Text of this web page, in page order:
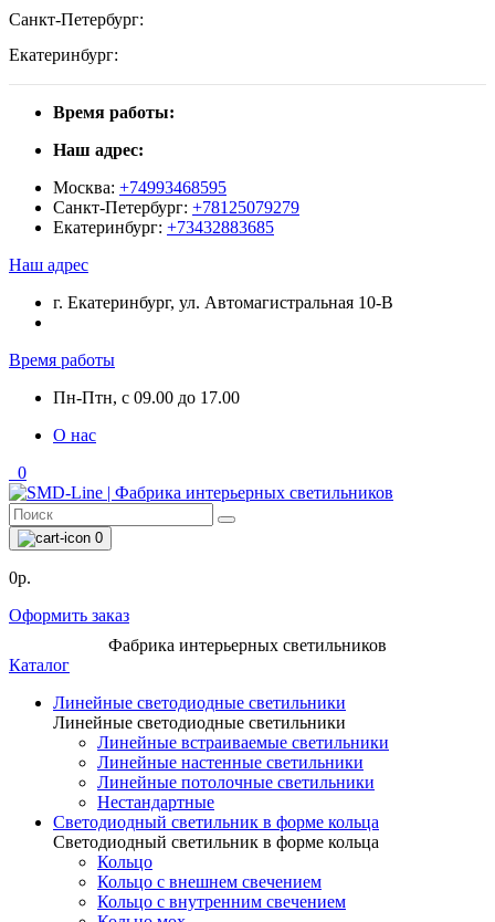
Санкт-Петербург:
Екатеринбург:
Время работы:
Наш адрес:
Москва: +74993468595
Санкт-Петербург: +78125079279
Екатеринбург: +73432883685
Наш адрес
г. Екатеринбург, ул. Автомагистральная 10-В
Время работы
Пн-Птн, с 09.00 до 17.00
О нас
0
0
0р.
Оформить заказ
Фабрика интерьерных светильников
Каталог
Линейные светодиодные светильники
Линейные светодиодные светильники
Линейные встраиваемые светильники
Линейные настенные светильники
Линейные потолочные светильники
Нестандартные
Светодиодный светильник в форме кольца
Светодиодный светильник в форме кольца
Кольцо
Кольцо с внешнем свечением
Кольцо с внутренним свечением